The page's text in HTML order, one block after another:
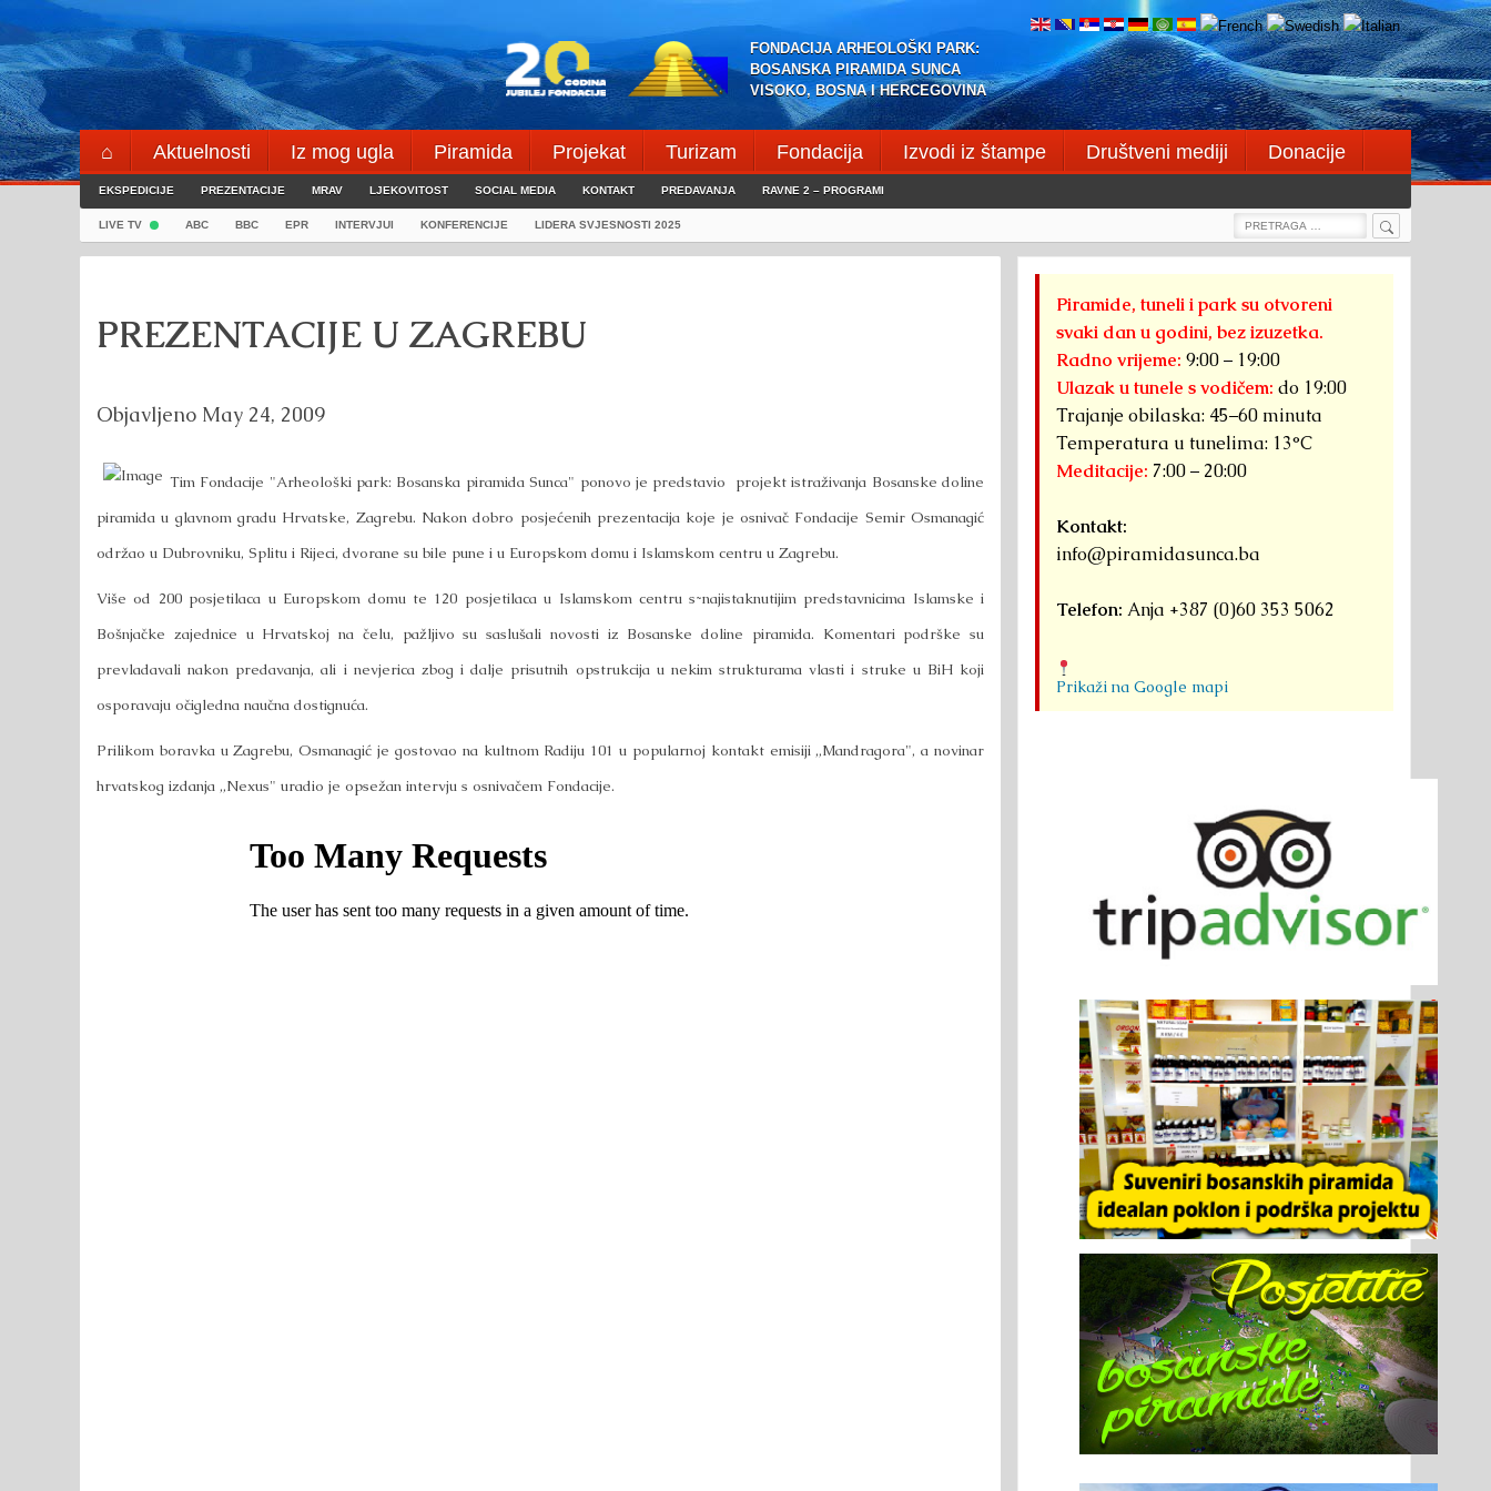
Skip
to
content
FONDACIJA ARHEOLOŠKI PARK:
BOSANSKA PIRAMIDA SUNCA
VISOKO, BOSNA I HERCEGOVINA
⌂ Aktuelnosti Iz mog ugla Piramida Projekat Turizam Fondacija Izvodi iz štampe Društveni mediji
Donacije
Blogeri
⌖
EKSPEDICIJE PREZENTACIJE MRAV LJEKOVITOST SOCIAL MEDIA KONTAKT PREDAVANJA RAVNE 2 – PROGRAMI
LIVE TV ABC BBC EPR INTERVJUI KONFERENCIJE LIDERA SVJESNOSTI 2025
Search
Search
PREZENTACIJE U ZAGREBU
Objavljeno May 24, 2009
Tim Fondacije "Arheološki park: Bosanska piramida Sunca" ponovo je predstavio
projekt istraživanja Bosanske doline
piramida u glavnom gradu Hrvatske, Zagrebu. Nakon dobro posjećenih prezentacija koje je osnivač Fondacije Semir Osmanagić
održao u Dubrovniku, Splitu i Rijeci, dvorane su bile pune i u Europskom domu i Islamskom centru u Zagrebu.
Više od 200 posjetilaca u Europskom domu te 120 posjetilaca u Islamskom centru s ̴najistaknutijim predstavnicima Islamske i
Bošnjačke zajednice u Hrvatskoj na čelu, pažljivo su saslušali novosti iz Bosanske doline piramida. Komentari podrške su
prevladavali nakon predavanja, ali i nevjerica zbog i dalje prisutnih opstrukcija u nekim strukturama vlasti i struke u BiH koji
osporavaju očigledna naučna dostignuća.
Prilikom boravka u Zagrebu, Osmanagić je gostovao na kultnom Radiju 101 u popularnoj kontakt emisiji „Mandragora", a novinar
hrvatskog izdanja „Nexus" uradio je opsežan intervju s osnivačem Fondacije.
Piramide, tuneli i park su otvoreni
svaki dan u godini, bez izuzetka.
Radno vrijeme: 9:00 – 19:00
Ulazak u tunele s vodičem: do 19:00
Trajanje obilaska: 45–60 minuta
Temperatura u tunelima: 13°C
Meditacije: 7:00 – 20:00
Kontakt:
info@piramidasunca.ba
Telefon: Anja +387 (0)60 353 5062
Prikaži na Google mapi